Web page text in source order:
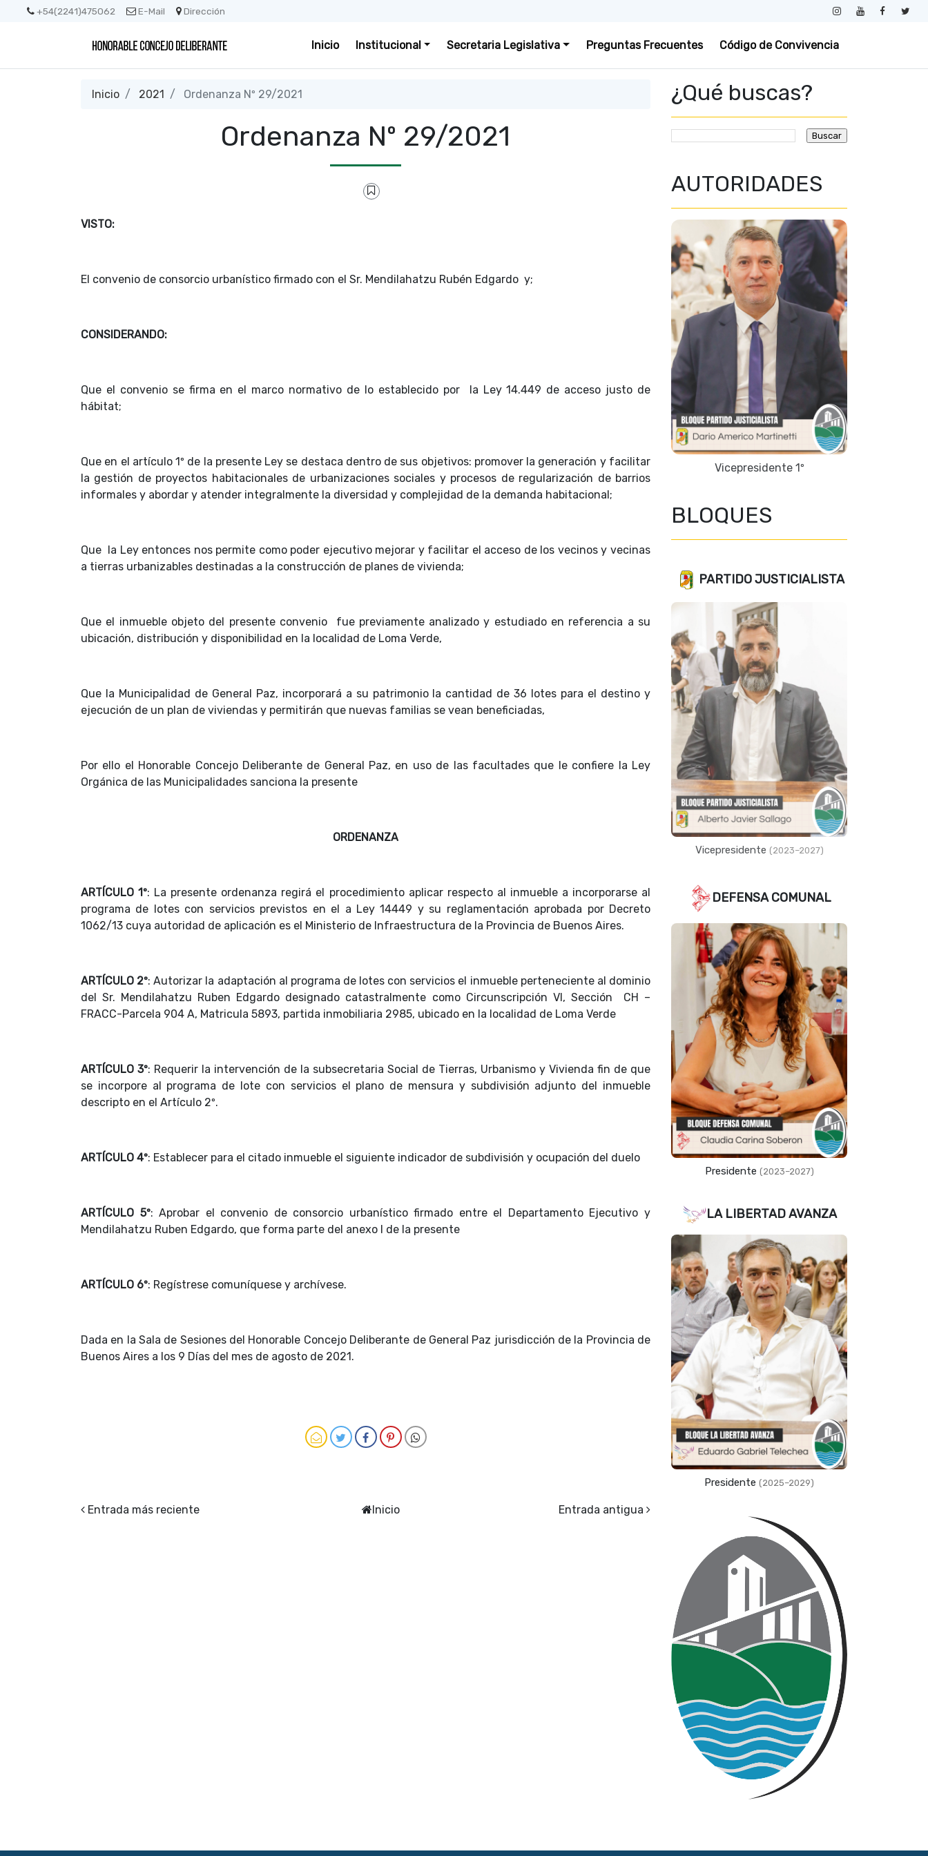
+54(2241)475062 E-Mail Dirección
Inicio Institucional Secretaria Legislativa Preguntas Frecuentes Código de Convivencia
Inicio 2021 Ordenanza Nº 29/2021
Ordenanza Nº 29/2021
VISTO:
El convenio de consorcio urbanístico firmado con el Sr. Mendilahatzu Rubén Edgardo y;
CONSIDERANDO:
Que el convenio se firma en el marco normativo de lo establecido por la Ley 14.449 de acceso justo de
hábitat;
Que en el artículo 1º de la presente Ley se destaca dentro de sus objetivos: promover la generación y facilitar
la gestión de proyectos habitacionales de urbanizaciones sociales y procesos de regularización de barrios
informales y abordar y atender integralmente la diversidad y complejidad de la demanda habitacional;
Que la Ley entonces nos permite como poder ejecutivo mejorar y facilitar el acceso de los vecinos y vecinas
a tierras urbanizables destinadas a la construcción de planes de vivienda;
Que el inmueble objeto del presente convenio fue previamente analizado y estudiado en referencia a su
ubicación, distribución y disponibilidad en la localidad de Loma Verde,
Que la Municipalidad de General Paz, incorporará a su patrimonio la cantidad de 36 lotes para el destino y
ejecución de un plan de viviendas y permitirán que nuevas familias se vean beneficiadas,
Por ello el Honorable Concejo Deliberante de General Paz, en uso de las facultades que le confiere la Ley
Orgánica de las Municipalidades sanciona la presente
ORDENANZA
ARTÍCULO 1º: La presente ordenanza regirá el procedimiento aplicar respecto al inmueble a incorporarse al
programa de lotes con servicios previstos en el a Ley 14449 y su reglamentación aprobada por Decreto
1062/13 cuya autoridad de aplicación es el Ministerio de Infraestructura de la Provincia de Buenos Aires.
ARTÍCULO 2º: Autorizar la adaptación al programa de lotes con servicios el inmueble perteneciente al dominio
del Sr. Mendilahatzu Ruben Edgardo designado catastralmente como Circunscripción VI, Sección CH –
FRACC-Parcela 904 A, Matricula 5893, partida inmobiliaria 2985, ubicado en la localidad de Loma Verde
ARTÍCULO 3º: Requerir la intervención de la subsecretaria Social de Tierras, Urbanismo y Vivienda fin de que
se incorpore al programa de lote con servicios el plano de mensura y subdivisión adjunto del inmueble
descripto en el Artículo 2º.
ARTÍCULO 4º: Establecer para el citado inmueble el siguiente indicador de subdivisión y ocupación del duelo
ARTÍCULO 5º: Aprobar el convenio de consorcio urbanístico firmado entre el Departamento Ejecutivo y
Mendilahatzu Ruben Edgardo, que forma parte del anexo I de la presente
ARTÍCULO 6º: Regístrese comuníquese y archívese.
Dada en la Sala de Sesiones del Honorable Concejo Deliberante de General Paz jurisdicción de la Provincia de
Buenos Aires a los 9 Días del mes de agosto de 2021.
Entrada más reciente Entrada antigua
Inicio
¿Qué buscas?
AUTORIDADES
Vicepresidente 1º
BLOQUES
PARTIDO JUSTICIALISTA
Vicepresidente (2023–2027)
DEFENSA COMUNAL
Presidente (2023–2027)
LA LIBERTAD AVANZA
Presidente (2025–2029)